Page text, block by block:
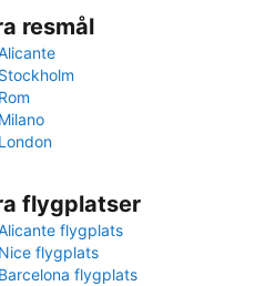
resmål
Stockholm
Rom
Milano
London
flygplatser
flygplats
Nice flygplats
Barcelona flygplats